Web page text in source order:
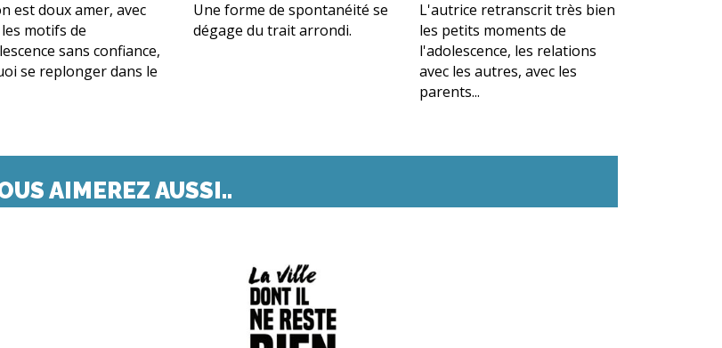
est doux amer, avec
motifs de
sans confiance,
se replonger dans le
Une forme de spontanéité se
dégage du trait arrondi.
L'autrice retranscrit très bien
les petits moments de
l'adolescence, les relations
avec les autres, avec les
parents...
AIMEREZ AUSSI..